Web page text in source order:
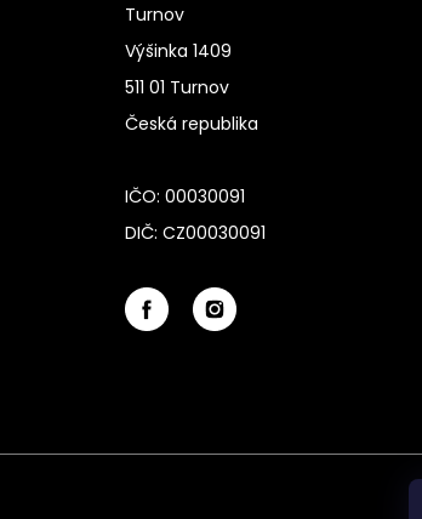
Turnov
Výšinka 1409
511 01 Turnov
Česká republika
IČO: 00030091
DIČ: CZ00030091